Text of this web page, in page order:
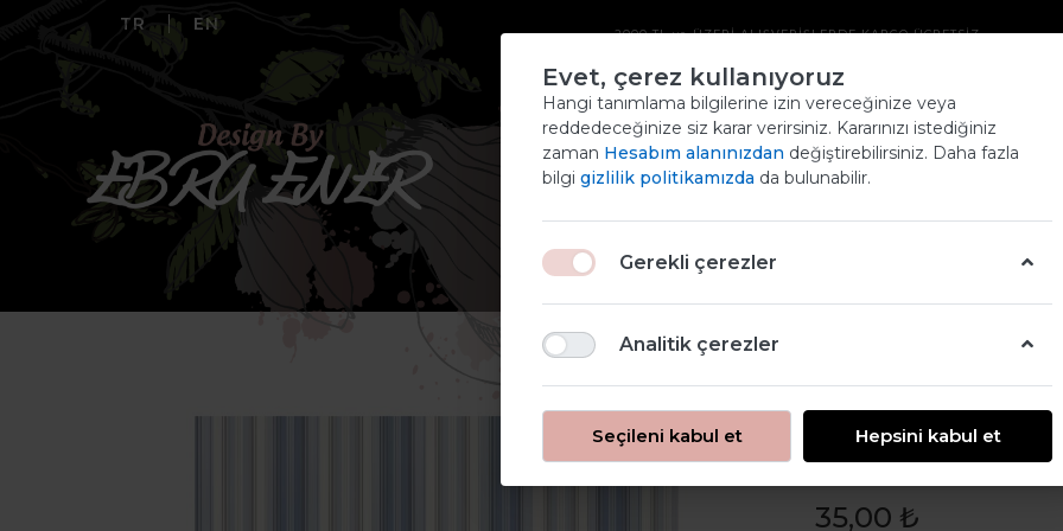
TR EN 2000 TL ve ÜZERİ ALIŞVERİŞLERDE KARGO ÜCRETSİZ
EKOSE PIRINÇ
DEKOPAJ KAĞIDI
Ekose Pirinç
35,00 ₺
Evet, çerez kullanıyoruz
Hangi tanımlama bilgilerine izin vereceğinize veya
reddedeceğinize siz karar verirsiniz. Kararınızı istediğiniz
zaman Hesabım alanınızdan değiştirebilirsiniz. Daha fazla
bilgi gizlilik politikamızda da bulunabilir.
Gerekli çerezler
Analitik çerezler
Seçileni kabul et Hepsini kabul et